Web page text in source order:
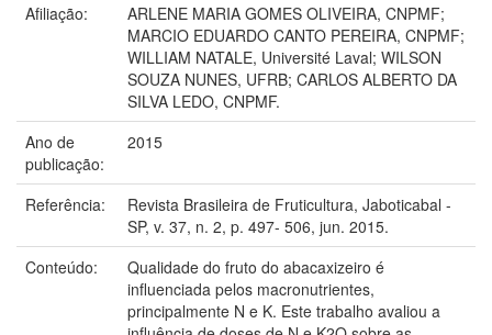
Afiliação:
ARLENE MARIA GOMES OLIVEIRA, CNPMF;
MARCIO EDUARDO CANTO PEREIRA, CNPMF;
WILLIAM NATALE, Université Laval; WILSON
SOUZA NUNES, UFRB; CARLOS ALBERTO DA
SILVA LEDO, CNPMF.
Ano de
publicação:
2015
Referência:
Revista Brasileira de Fruticultura, Jaboticabal -
SP, v. 37, n. 2, p. 497- 506, jun. 2015.
Conteúdo:
Qualidade do fruto do abacaxizeiro é
influenciada pelos macronutrientes,
principalmente N e K. Este trabalho avaliou a